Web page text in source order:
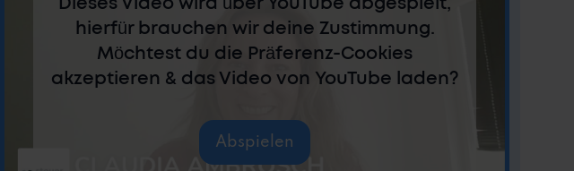
Dieses Video wird über YouTube abgespielt,
hierfür brauchen wir deine Zustimmung.
Möchtest du die Präferenz-Cookies
akzeptieren & das Video von YouTube laden?
Abspielen